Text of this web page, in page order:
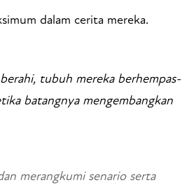
dalam cerita mereka.
tubuh mereka berhempas-
batangnya mengembangkan
merangkumi senario serta